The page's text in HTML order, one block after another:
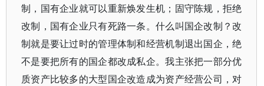
制，国有企业就可以重新焕发生机；固守陈规，拒绝
改制，国有企业只有死路一条。什么叫国企改制？改
制就是要让过时的管理体制和经营机制退出国企，绝
不是要把所有的国企都改成私企。我主张把一部分优
质资产比较多的大型国企改造成为资产经营公司，对